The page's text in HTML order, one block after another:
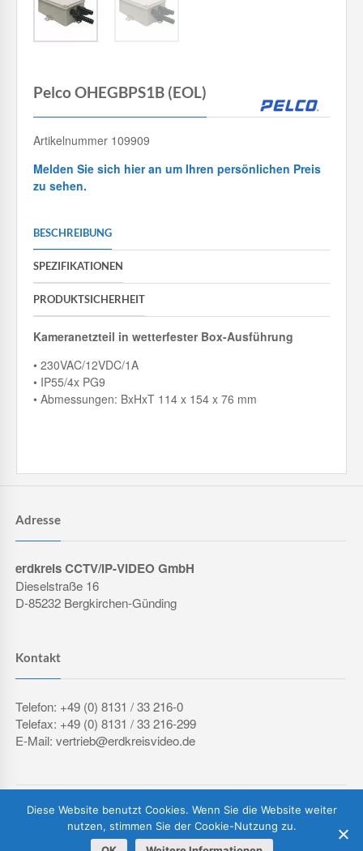
Pelco OHEGBPS1B (EOL)
Artikelnummer 109909
Melden Sie sich hier an um Ihren persönlichen Preis
zu sehen.
BESCHREIBUNG
SPEZIFIKATIONEN
PRODUKTSICHERHEIT
Kameranetzteil in wetterfester Box-Ausführung
• 230VAC/12VDC/1A
• IP55/4x PG9
• Abmessungen: BxHxT 114 x 154 x 76 mm
Adresse
erdkreis CCTV/IP-VIDEO GmbH
Dieselstraße 16
D-85232 Bergkirchen-Günding
Kontakt
Telefon: +49 (0) 8131 / 33 216-0
Telefax: +49 (0) 8131 / 33 216-299
E-Mail: vertrieb@erdkreisvideo.de
IMPRESSUM
DATENSCHUTZERKLÄRUNG AGB
Diese Website benutzt Cookies. Wenn Sie die Website weiter
nutzen, stimmen Sie der Cookie-Nutzung zu.